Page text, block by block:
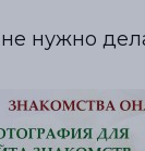
не нужно